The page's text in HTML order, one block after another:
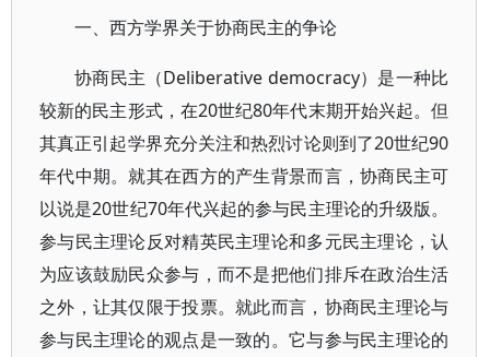
一、西方学界关于协商民主的争论
协商民主（Deliberative democracy）是一种比
较新的民主形式，在20世纪80年代末期开始兴起。但
其真正引起学界充分关注和热烈讨论则到了20世纪90
年代中期。就其在西方的产生背景而言，协商民主可
以说是20世纪70年代兴起的参与民主理论的升级版。
参与民主理论反对精英民主理论和多元民主理论，认
为应该鼓励民众参与，而不是把他们排斥在政治生活
之外，让其仅限于投票。就此而言，协商民主理论与
参与民主理论的观点是一致的。它与参与民主理论的